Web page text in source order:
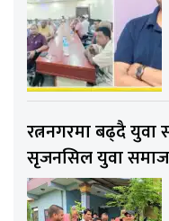
रत्ननगरमा बढ्दै
सृजनसिल युवा समाज